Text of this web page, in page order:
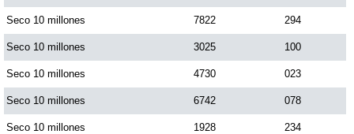
Seco 10 millones 7822 294
Seco 10 millones 3025 100
Seco 10 millones 4730 023
Seco 10 millones 6742 078
Seco 10 millones 1928 234